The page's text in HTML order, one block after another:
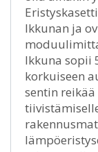
Ikkunan ja
Ikkuna sopii
korkuiseen
sentin